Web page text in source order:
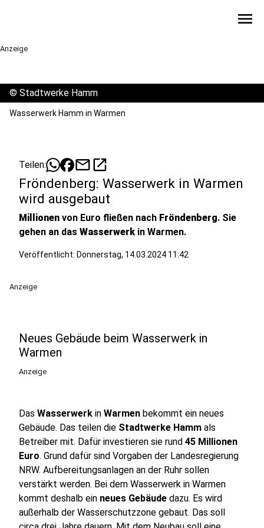
menu
Anzeige
© Stadtwerke Hamm
Wasserwerk Hamm in Warmen
Teilen: mailopen_in_new
Fröndenberg: Wasserwerk in Warmen
wird ausgebaut
Millionen von Euro fließen nach Fröndenberg. Sie
gehen an das Wasserwerk in Warmen.
Veröffentlicht: Donnerstag, 14.03.2024 11:42
Anzeige
Neues Gebäude beim Wasserwerk in
Warmen
Anzeige
Das Wasserwerk in Warmen bekommt ein neues
Gebäude. Das teilen die Stadtwerke Hamm als
Betreiber mit. Dafür investieren sie rund 45 Millionen
Euro. Grund dafür sind Vorgaben der Landesregierung
NRW. Aufbereitungsanlagen an der Ruhr sollen
verstärkt werden. Bei dem Wasserwerk in Warmen
kommt deshalb ein neues Gebäude dazu. Es wird
außerhalb der Wasserschutzzone gebaut. Das soll